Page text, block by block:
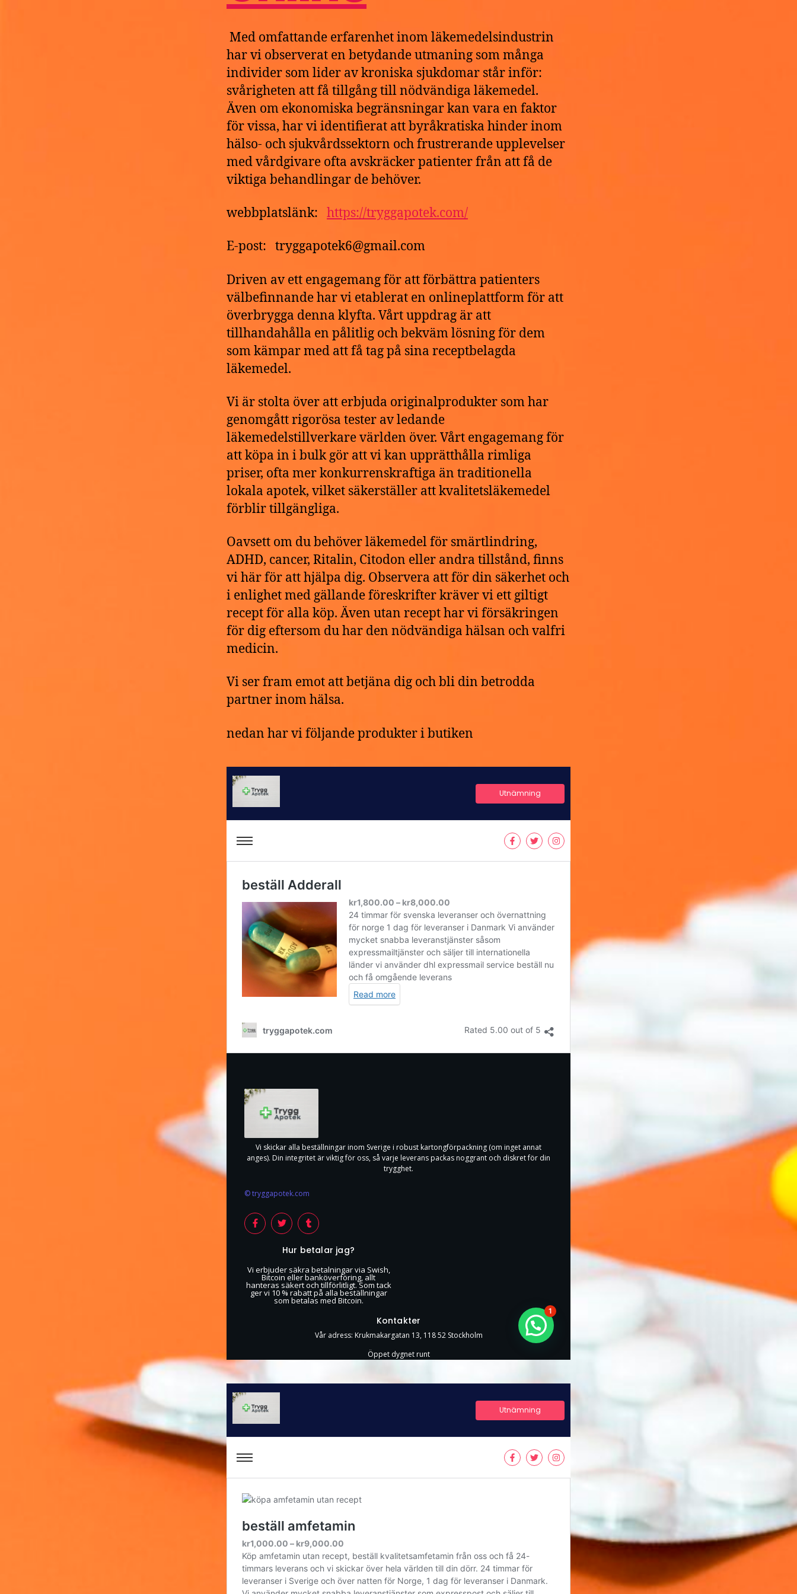
Med omfattande erfarenhet inom läkemedelsindustrin
har vi observerat en betydande utmaning som många
individer som lider av kroniska sjukdomar står inför:
svårigheten att få tillgång till nödvändiga läkemedel.
Även om ekonomiska begränsningar kan vara en faktor
för vissa, har vi identifierat att byråkratiska hinder inom
hälso- och sjukvårdssektorn och frustrerande upplevelser
med vårdgivare ofta avskräcker patienter från att få de
viktiga behandlingar de behöver.
webbplatslänk: https://tryggapotek.com/
E-post: tryggapotek6@gmail.com
Driven av ett engagemang för att förbättra patienters
välbefinnande har vi etablerat en onlineplattform för att
överbrygga denna klyfta. Vårt uppdrag är att
tillhandahålla en pålitlig och bekväm lösning för dem
som kämpar med att få tag på sina receptbelagda
läkemedel.
Vi är stolta över att erbjuda originalprodukter som har
genomgått rigorösa tester av ledande
läkemedelstillverkare världen över. Vårt engagemang för
att köpa in i bulk gör att vi kan upprätthålla rimliga
priser, ofta mer konkurrenskraftiga än traditionella
lokala apotek, vilket säkerställer att kvalitetsläkemedel
förblir tillgängliga.
Oavsett om du behöver läkemedel för smärtlindring,
ADHD, cancer, Ritalin, Citodon eller andra tillstånd, finns
vi här för att hjälpa dig. Observera att för din säkerhet och
i enlighet med gällande föreskrifter kräver vi ett giltigt
recept för alla köp. Även utan recept har vi försäkringen
för dig eftersom du har den nödvändiga hälsan och valfri
medicin.
Vi ser fram emot att betjäna dig och bli din betrodda
partner inom hälsa.
nedan har vi följande produkter i butiken